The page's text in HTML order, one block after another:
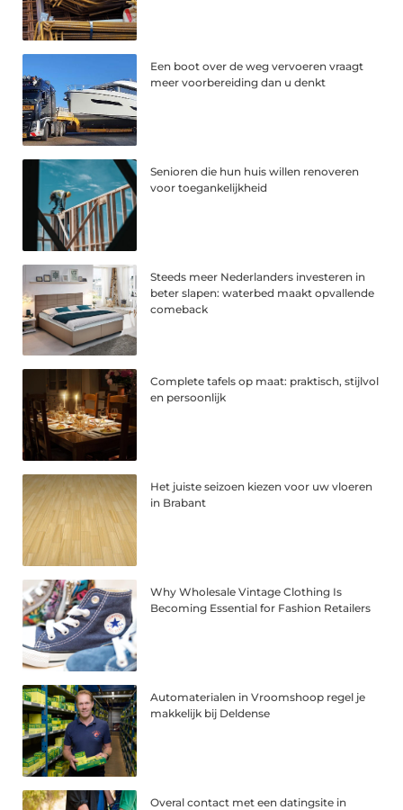
Een boot over de weg vervoeren vraagt
meer voorbereiding dan u denkt
Senioren die hun huis willen renoveren
voor toegankelijkheid
Steeds meer Nederlanders investeren in
beter slapen: waterbed maakt opvallende
comeback
Complete tafels op maat: praktisch, stijlvol
en persoonlijk
Het juiste seizoen kiezen voor uw vloeren
in Brabant
Why Wholesale Vintage Clothing Is
Becoming Essential for Fashion Retailers
Automaterialen in Vroomshoop regel je
makkelijk bij Deldense
Overal contact met een datingsite in